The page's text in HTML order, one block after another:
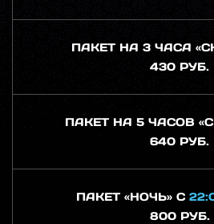
ПАКЕТ НА 3 ЧАСА
430 РУБ.
ПАКЕТ НА 5 ЧАСОВ
640 РУБ.
ПАКЕТ «НОЧЬ» С
800 РУБ.